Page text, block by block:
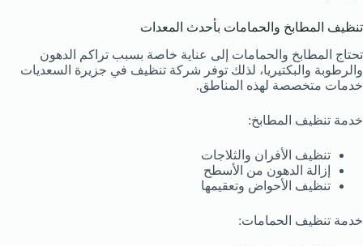
تنظيف المطابخ والحمامات بأحدث المعدات
تحتاج المطابخ والحمامات إلى عناية خاصة بسبب تراكم الدهون
والرطوبة والبكتيريا، لذلك توفر شركة تنظيف في جزيرة السعديات
خدمات متخصصة لهذه المناطق.
خدمة تنظيف المطابخ:
تنظيف الأفران والثلاجات
إزالة الدهون من الأسطح
تنظيف الأحواض وتعقيمها
خدمة تنظيف الحمامات: